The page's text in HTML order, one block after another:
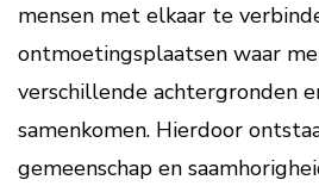
mensen met elkaar te
ontmoetingsplaatsen waar
verschillende achtergronden
samenkomen. Hierdoor
gemeenschap en